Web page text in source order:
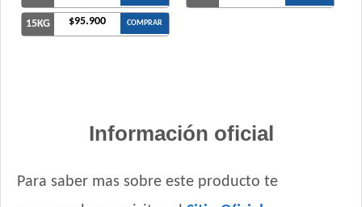
15KG $95.900 COMPRAR
Información oficial
Para saber mas sobre este producto te